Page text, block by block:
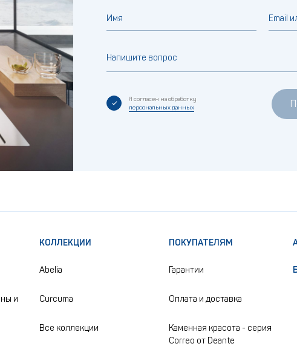
Имя Email
Напишите вопрос
Я согласен на обработку
персональных данных
и
КОЛЛЕКЦИИ
Abelia
Curcuma
Все коллекции
ПОКУПАТЕЛЯМ
Гарантии
Оплата и доставка
Каменная красота - серия
Correo от Deante